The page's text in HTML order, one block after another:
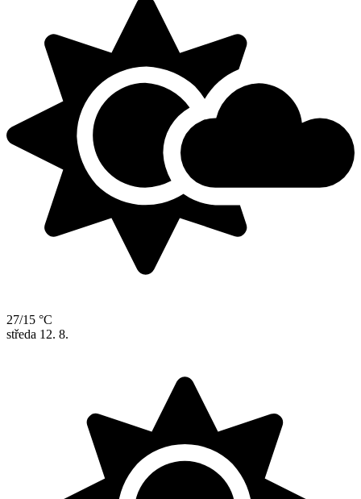
27/15 °C
středa 12. 8.